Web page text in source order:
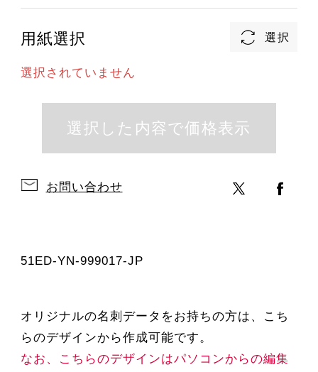
用紙選択
選択されていません
お問い合わせ
51ED-YN-999017-JP
オリジナルの名刺データをお持ちの方は、こち
らのデザインから作成可能です。
なお、こちらのデザインはパソコンからの編集